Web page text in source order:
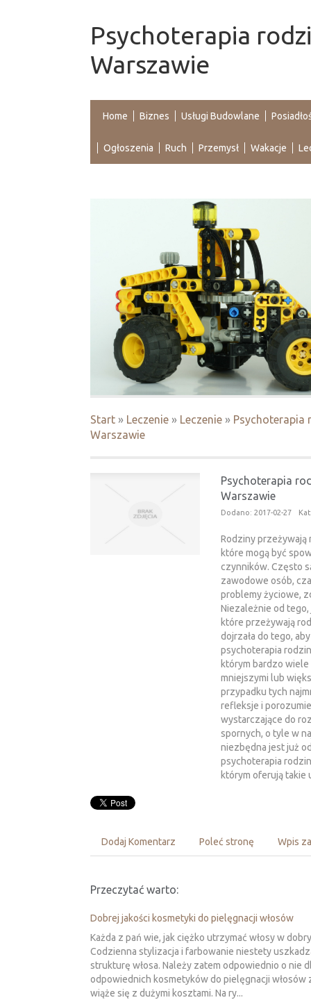
Psychoterapia
Warszawie
Home Biznes Usługi Budowlane
Ogłoszenia Ruch Przemysł Wakacje
Start » Leczenie » Leczenie » Psychoterapia
Warszawie
Psychoterapia
Warszawie
Dodano: 2017-02-27
Rodziny przeżywają
które mogą być
czynników. Często
zawodowe osób,
problemy życiowe,
Niezależnie od
które przeżywają
dojrzała do tego,
psychoterapia
którym bardzo
mniejszymi lub
przypadku tych
refleksje i
wystarczające do
spornych, o tyle w
niezbędna jest już
psychoterapia
którym oferują takie
Dodaj Komentarz Poleć stronę Wpis
Przeczytać warto:
Dobrej jakości kosmetyki do pielęgnacji włosów
Każda z pań wie, jak ciężko utrzymać włosy w
Codzienna stylizacja i farbowanie niestety
strukturę włosa. Należy zatem odpowiednio o nie
odpowiednich kosmetyków do pielęgnacji włosów
wiąże się z dużymi kosztami. Na ry...